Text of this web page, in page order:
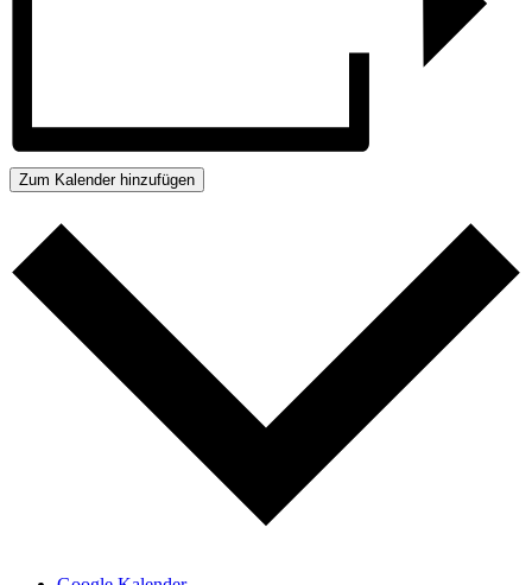
Zum Kalender hinzufügen